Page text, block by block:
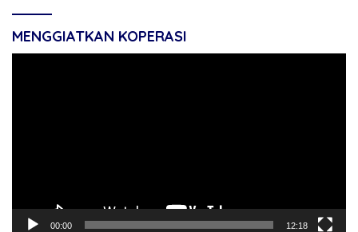
MENGGIATKAN KOPERASI
00:00 12:18